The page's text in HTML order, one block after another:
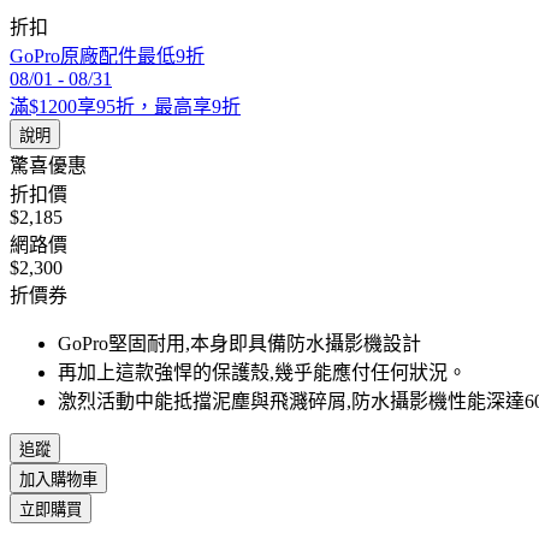
折扣
GoPro原廠配件最低9折
08/01 - 08/31
滿$1200享95折，最高享9折
說明
驚喜優惠
折扣價
$2,185
網路價
$2,300
折價券
GoPro堅固耐用,本身即具備防水攝影機設計
再加上這款強悍的保護殼,幾乎能應付任何狀況。
激烈活動中能抵擋泥塵與飛濺碎屑,防水攝影機性能深達
追蹤
加入購物車
立即購買